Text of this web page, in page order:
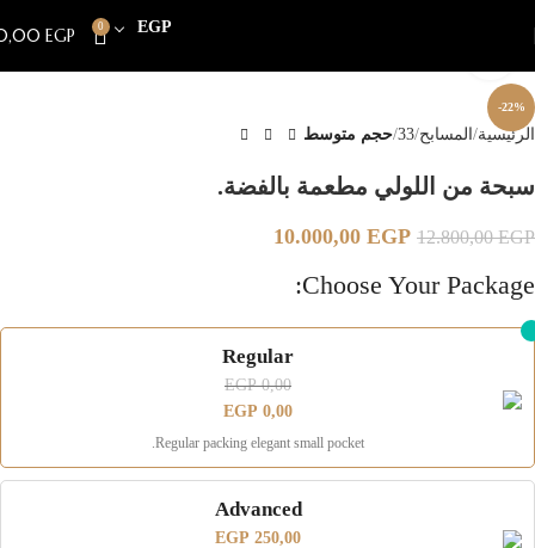
EGP
0
EGP
-22%
الرئيسية المسابح 33 حجم متوسط
سبحة من اللولي مطعمة بالفضة.
12.800,00EGP
10.000,00 EGP
Choose Your Package:
Regular
0,00
EGP
0,00
EGP
Regular packing elegant small pocket.
Advanced
250,00
EGP